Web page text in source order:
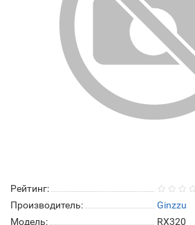
Рейтинг:
Производитель:
Ginzzu
Модель:
RX320